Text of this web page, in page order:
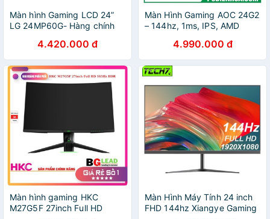
Màn hình Gaming LCD 24”
LG 24MP60G- Hàng chính
4.420.000 đ
Màn Hình Gaming AOC 24G2
– 144hz, 1ms, IPS, AMD
4.990.000 đ
Màn hình gaming HKC
M27G5F 27inch Full HD
Màn Hình Máy Tính 24 inch
FHD 144hz Xiangye Gaming